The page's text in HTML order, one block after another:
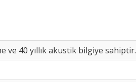
ve 40 yıllık akustik bilgiye sahiptir.